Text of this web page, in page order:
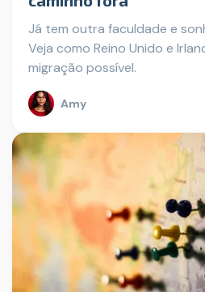
Já tem outra faculdade e
Veja como Reino Unido e
migração possível.
Amy